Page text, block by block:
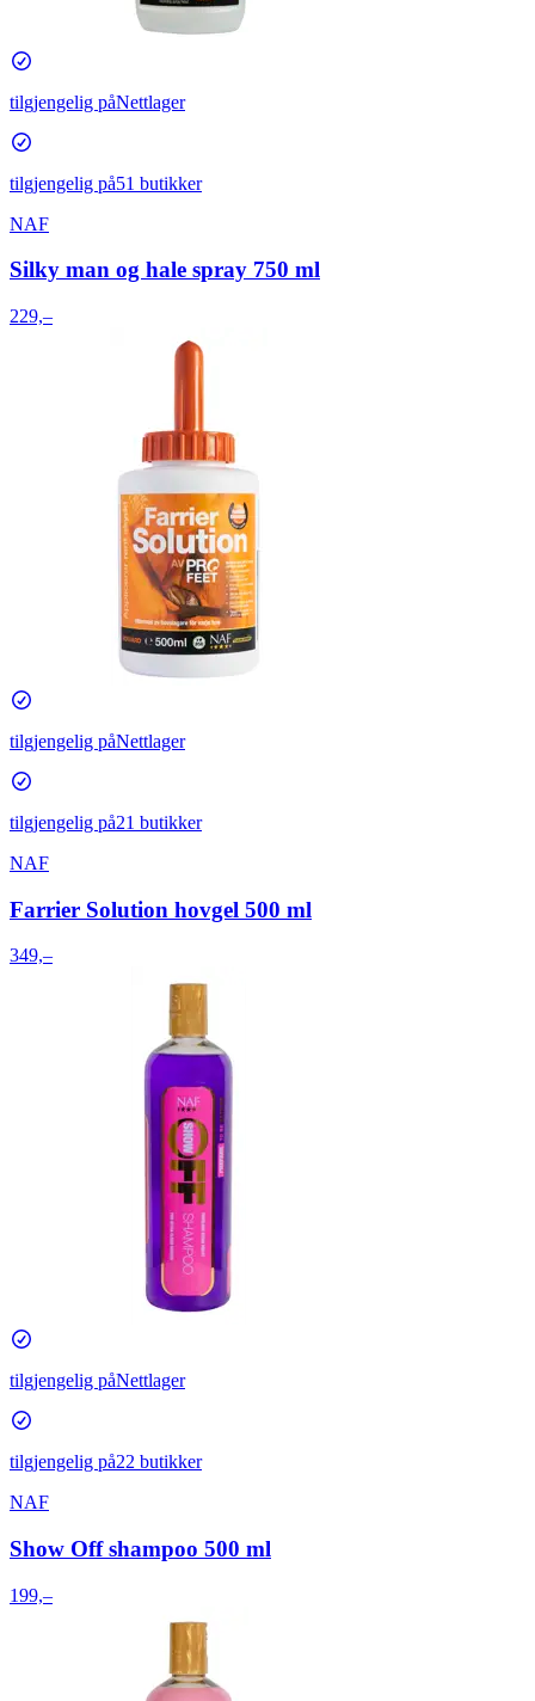
tilgjengelig påNettlager
tilgjengelig på51 butikker
NAF
Silky man og hale spray 750 ml
229,–
tilgjengelig påNettlager
tilgjengelig på21 butikker
NAF
Farrier Solution hovgel 500 ml
349,–
tilgjengelig påNettlager
tilgjengelig på22 butikker
NAF
Show Off shampoo 500 ml
199,–